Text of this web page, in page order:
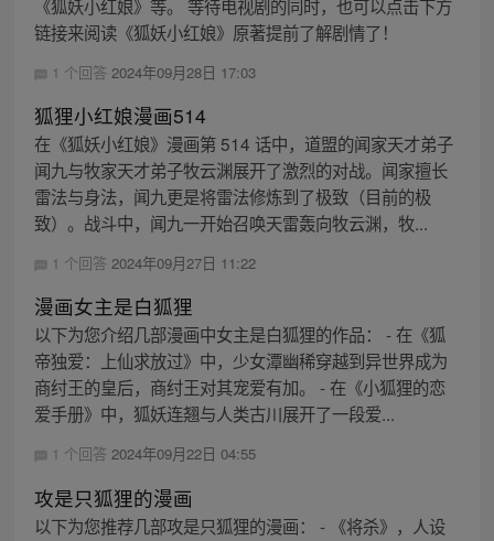
《狐妖小红娘》等。 等待电视剧的同时，也可以点击下方
链接来阅读《狐妖小红娘》原著提前了解剧情了！
1 个回答 2024年09月28日 17:03
狐狸小红娘漫画514
在《狐妖小红娘》漫画第 514 话中，道盟的闻家天才弟子
闻九与牧家天才弟子牧云渊展开了激烈的对战。闻家擅长
雷法与身法，闻九更是将雷法修炼到了极致（目前的极
致）。战斗中，闻九一开始召唤天雷轰向牧云渊，牧...
1 个回答 2024年09月27日 11:22
漫画女主是白狐狸
以下为您介绍几部漫画中女主是白狐狸的作品： - 在《狐
帝独爱：上仙求放过》中，少女潭幽稀穿越到异世界成为
商纣王的皇后，商纣王对其宠爱有加。 - 在《小狐狸的恋
爱手册》中，狐妖连翘与人类古川展开了一段爱...
1 个回答 2024年09月22日 04:55
攻是只狐狸的漫画
以下为您推荐几部攻是只狐狸的漫画： - 《将杀》，人设